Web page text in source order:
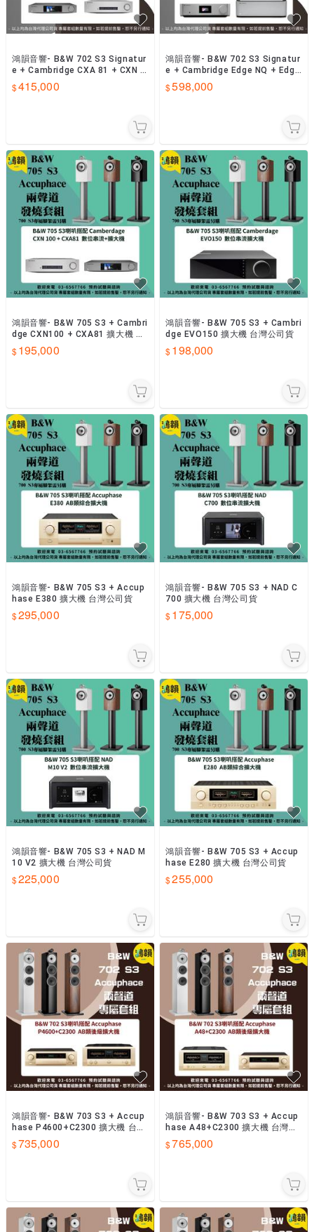
鴻韻音響- B&W 702 S3 Signatur
e + Cambridge CXA 81 + CXN 1
00 擴大機
415,000
鴻韻音響- B&W 702 S3 Signatur
e + Cambridge Edge NQ + Edge
W 擴大機
598,000
鴻韻音響- B&W 705 S3 + Cambri
dge CXN100 + CXA81 擴大機 台
灣公司貨
195,000
鴻韻音響- B&W 705 S3 + Cambri
dge EVO150 擴大機 台灣公司貨
198,000
鴻韻音響- B&W 705 S3 + Accup
hase E380 擴大機 台灣公司貨
295,000
鴻韻音響- B&W 705 S3 + NAD C
700 擴大機 台灣公司貨
175,000
鴻韻音響- B&W 705 S3 + NAD M
10 V2 擴大機 台灣公司貨
225,000
鴻韻音響- B&W 705 S3 + Accup
hase E280 擴大機 台灣公司貨
255,000
鴻韻音響- B&W 703 S3 + Accup
hase P4600+C2300 擴大機 台灣
公司貨
735,000
鴻韻音響- B&W 703 S3 + Accup
hase A48+C2300 擴大機 台灣公
司貨
765,000